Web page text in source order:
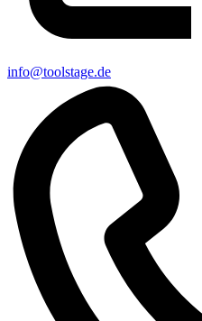
info@toolstage.de